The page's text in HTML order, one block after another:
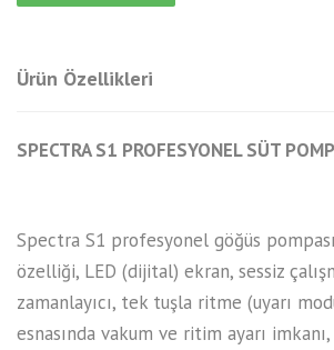
Ürün Özellikleri
SPECTRA S1 PROFESYONEL SÜT
Spectra S1 profesyonel göğüs
özelliği, LED (dijital) ekran, sessiz
zamanlayıcı, tek tuşla ritme (uyarı
esnasında vakum ve ritim ayarı